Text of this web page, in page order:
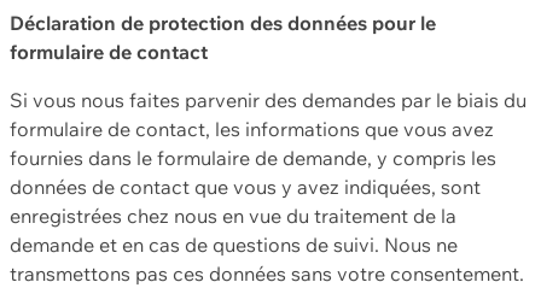
Déclaration de protection des données pour le
formulaire de contact
Si vous nous faites parvenir des demandes par le biais du
formulaire de contact, les informations que vous avez
fournies dans le formulaire de demande, y compris les
données de contact que vous y avez indiquées, sont
enregistrées chez nous en vue du traitement de la
demande et en cas de questions de suivi. Nous ne
transmettons pas ces données sans votre consentement.